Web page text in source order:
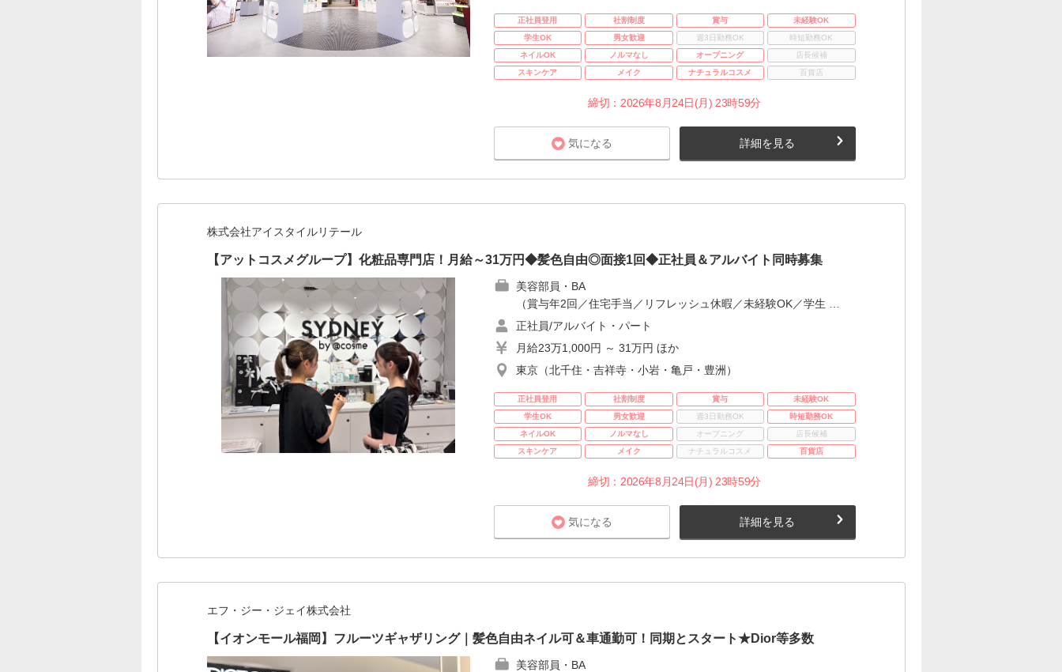
正社員登用 社割制度 賞与
未経験OK
学生OK
男女歓迎 週3日勤務OK
時短勤務OK
ネイルOK
ノルマなし オープニング
店長候補
スキンケア
メイク ナチュラルコスメ 百貨店
締切：2026年8月24日(月) 23時59分
気になる 詳細を見る
株式会社アイスタイルリテール
【アットコスメグループ】化粧品専門店！月給～31万円◆髪色自由◎面接1回◆正社員＆アルバイト同時募集
美容部員・BA
（賞与年2回／住宅手当／リフレッシュ休暇／未経験OK／学生 …
正社員/アルバイト・パート
月給23万1,000円 ～ 31万円 ほか
東京（北千住・吉祥寺・小岩・亀戸・豊洲）
正社員登用 社割制度 賞与
未経験OK
学生OK
男女歓迎 週3日勤務OK
時短勤務OK
ネイルOK
ノルマなし オープニング
店長候補
スキンケア
メイク ナチュラルコスメ 百貨店
締切：2026年8月24日(月) 23時59分
気になる 詳細を見る
エフ・ジー・ジェイ株式会社
【イオンモール福岡】フルーツギャザリング｜髪色自由ネイル可＆車通勤可！同期とスタート★Dior等多数
美容部員・BA